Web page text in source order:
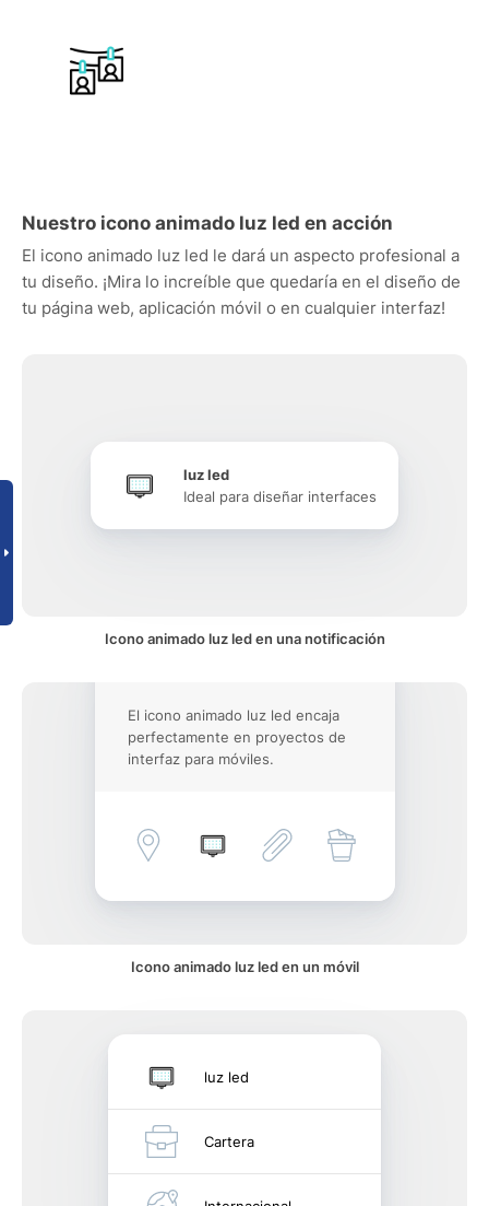
Nuestro icono animado luz led en acción
El icono animado luz led le dará un aspecto profesional a
tu diseño. ¡Mira lo increíble que quedaría en el diseño de
tu página web, aplicación móvil o en cualquier interfaz!
luz led
Ideal para diseñar interfaces
Icono animado luz led en una notificación
El icono animado luz led encaja
perfectamente en proyectos de
interfaz para móviles.
Icono animado luz led en un móvil
luz led
Cartera